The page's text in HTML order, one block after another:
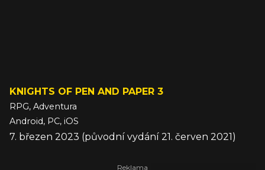
KNIGHTS OF PEN AND PAPER 3
RPG, Adventura
Android, PC, iOS
7. březen 2023 (původní vydání 21. červen 2021)